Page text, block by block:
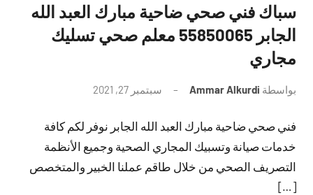
سباك فني صحي ضاحية مبارك العبد الله
الجابر 55850065 معلم صحي تسليك
مجاري
بواسطة Ammar Alkurdi سبتمبر 27, 2021
تعليقات
فني صحي ضاحية مبارك العبد الله الجابر نوفر لكم كافة
خدمات صيانة وتسبيك المجاري الصحية وجميع الأنظمة
التصريف الصحي من خلال طاقم عملنا الخبير والمتخصص
[…]